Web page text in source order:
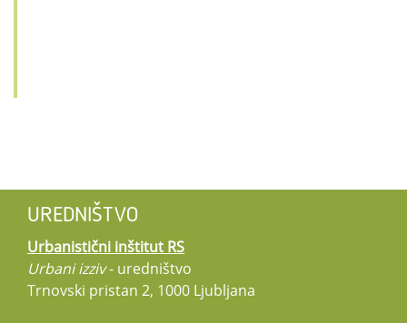
UREDNIŠTVO
Urbanistični inštitut RS
Urbani izziv- uredništvo
Trnovski pristan 2, 1000 Ljubljana